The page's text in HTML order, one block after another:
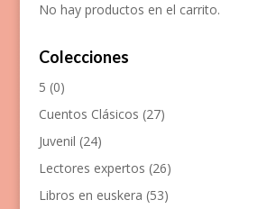
No hay productos en el carrito.
Colecciones
5 (0)
Cuentos Clásicos (27)
Juvenil (24)
Lectores expertos (26)
Libros en euskera (53)